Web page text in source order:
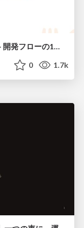
使いながら育てる Claude Code — 開発フローの1コマンド化 × 繰り返し指摘の自動仕組み化
0 1.7k